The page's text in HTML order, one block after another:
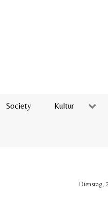
Society Kultur
Dienstag,